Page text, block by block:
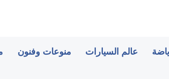
عالم السيارات منوعات وفنون